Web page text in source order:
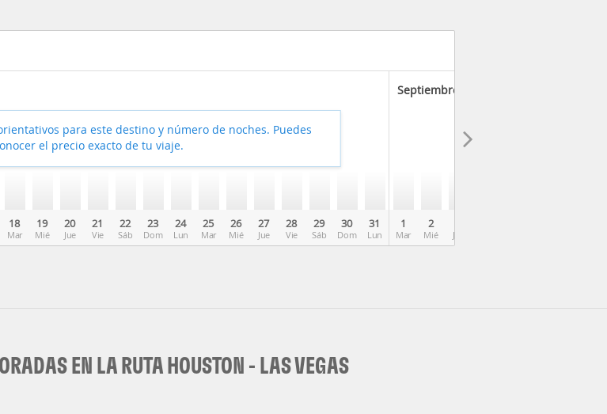
18
Mar
19
Mié
20
Jue
21
Vie
22
Sáb
23
Dom
24
Lun
25
Mar
26
Mié
27
Jue
28
Vie
29
Sáb
30
Dom
31
Lun
Septiembre 2026
1
Mar
2
Mié Jue
para este destino y número de noches. Puedes
el precio exacto de tu viaje.
EN LA RUTA HOUSTON - LAS VEGAS